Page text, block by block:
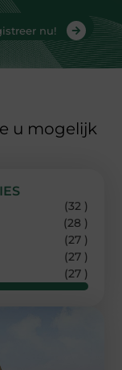
nu!
u mogelijk
(32 )
(28 )
(27 )
(27 )
(27 )